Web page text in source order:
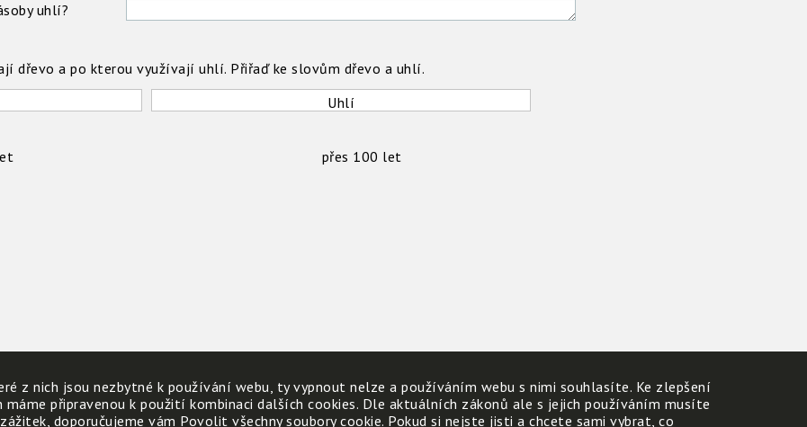
uhlí?
dřevo a po kterou využívají uhlí. Přiřaď ke slovům dřevo a uhlí.
Uhlí
přes 100 let
z nich jsou nezbytné k používání webu, ty vypnout nelze a používáním webu s nimi souhlasíte. Ke zlepšení
připravenou k použití kombinaci dalších cookies. Dle aktuálních zákonů ale s jejich používáním musíte
doporučujeme vám Povolit všechny soubory cookie. Pokud si nejste jisti a chcete sami vybrat, co